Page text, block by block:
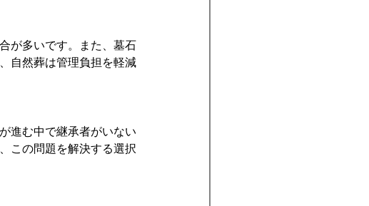
が多いです。また、墓石
自然葬は管理負担を軽減
進む中で継承者がいない
この問題を解決する選択